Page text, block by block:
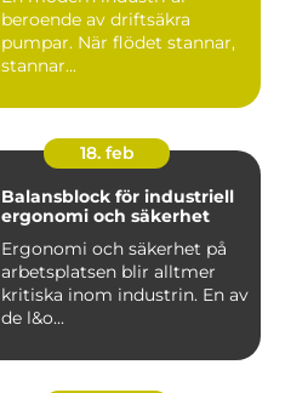
beroende av driftsäkra
pumpar. När flödet stannar,
stannar...
18. feb
Balansblock för industriell
ergonomi och säkerhet
Ergonomi och säkerhet på
arbetsplatsen blir alltmer
kritiska inom industrin. En av
de l&o...